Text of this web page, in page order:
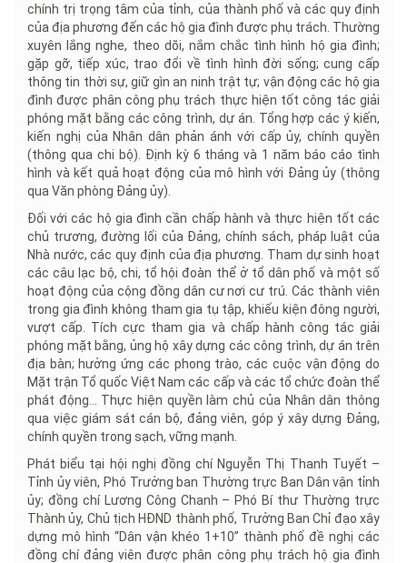
chính trị trọng tâm của tỉnh, của thành phố và các quy định
của địa phương đến các hộ gia đình được phụ trách. Thường
xuyên lắng nghe, theo dõi, nắm chắc tình hình hộ gia đình;
gặp gỡ, tiếp xúc, trao đổi về tình hình đời sống; cung cấp
thông tin thời sự, giữ gìn an ninh trật tự; vận động các hộ gia
đình được phân công phụ trách thực hiện tốt công tác giải
phóng mặt bằng các công trình, dự án. Tổng hợp các ý kiến,
kiến nghị của Nhân dân phản ánh với cấp ủy, chính quyền
(thông qua chi bộ). Định kỳ 6 tháng và 1 năm báo cáo tình
hình và kết quả hoạt động của mô hình với Đảng ủy (thông
qua Văn phòng Đảng ủy).
Đối với các hộ gia đình cần chấp hành và thực hiện tốt các
chủ trương, đường lối của Đảng, chính sách, pháp luật của
Nhà nước, các quy định của địa phương. Tham dự sinh hoạt
các câu lạc bộ, chi, tổ hội đoàn thể ở tổ dân phố và một số
hoạt động của cộng đồng dân cư nơi cư trú. Các thành viên
trong gia đình không tham gia tụ tập, khiếu kiện đông người,
vượt cấp. Tích cực tham gia và chấp hành công tác giải
phóng mặt bằng, ủng hộ xây dựng các công trình, dự án trên
địa bàn; hưởng ứng các phong trào, các cuộc vận động do
Mặt trận Tổ quốc Việt Nam các cấp và các tổ chức đoàn thể
phát động… Thực hiện quyền làm chủ của Nhân dân thông
qua việc giám sát cán bộ, đảng viên, góp ý xây dựng Đảng,
chính quyền trong sạch, vững mạnh.
Phát biểu tại hội nghị đồng chí Nguyễn Thị Thanh Tuyết –
Tỉnh ủy viên, Phó Trưởng ban Thường trực Ban Dân vận tỉnh
ủy; đồng chí Lương Công Chanh – Phó Bí thư Thường trực
Thành ủy, Chủ tịch HĐND thành phố, Trưởng Ban Chỉ đạo xây
dựng mô hình “Dân vận khéo 1+10” thành phố đề nghị các
đồng chí đảng viên được phân công phụ trách hộ gia đình